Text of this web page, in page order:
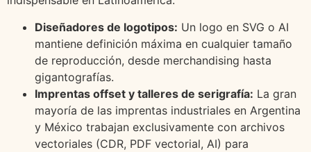
Diseñadores de logotipos: Un logo en SVG o AI
mantiene definición máxima en cualquier tamaño
de reproducción, desde merchandising hasta
gigantografías.
Imprentas offset y talleres de serigrafía: La gran
mayoría de las imprentas industriales en Argentina
y México trabajan exclusivamente con archivos
vectoriales (CDR, PDF vectorial, AI) para